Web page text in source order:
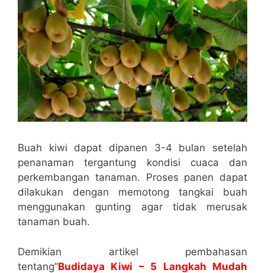
Buah kiwi dapat dipanen 3-4 bulan setelah
penanaman tergantung kondisi cuaca dan
perkembangan tanaman. Proses panen dapat
dilakukan dengan memotong tangkai buah
menggunakan gunting agar tidak merusak
tanaman buah.
Demikian artikel pembahasan
tentang”Budidaya Kiwi – 5 Langkah Mudah